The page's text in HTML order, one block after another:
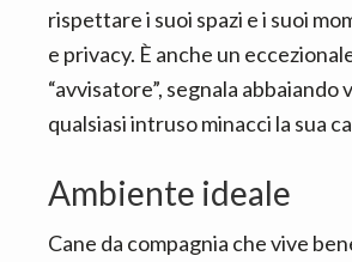
rispettare i suoi spazi e i suoi
e privacy. È anche un
“avvisatore”, segnala abbaiando
qualsiasi intruso minacci la sua
Ambiente ideale
Cane da compagnia che vive